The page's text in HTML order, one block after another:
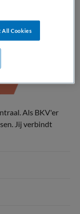
Als BKV'er
Jij verbindt
All Cookies